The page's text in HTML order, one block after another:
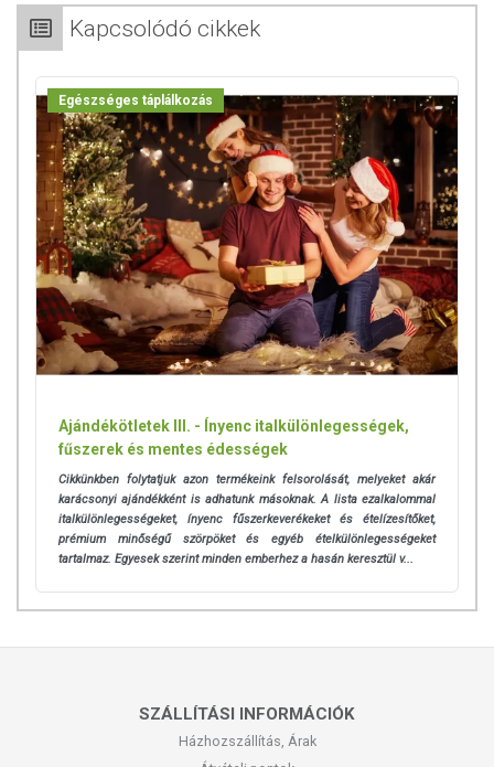
Kapcsolódó cikkek
Egészséges táplálkozás
Ajándékötletek III. - Ínyenc italkülönlegességek,
fűszerek és mentes édességek
Cikkünkben folytatjuk azon termékeink felsorolását, melyeket akár
karácsonyi ajándékként is adhatunk másoknak. A lista ezalkalommal
italkülönlegességeket, ínyenc fűszerkeverékeket és ételízesítőket,
prémium minőségű szörpöket és egyéb ételkülönlegességeket
tartalmaz. Egyesek szerint minden emberhez a hasán keresztül v...
SZÁLLÍTÁSI INFORMÁCIÓK
Házhozszállítás, Árak